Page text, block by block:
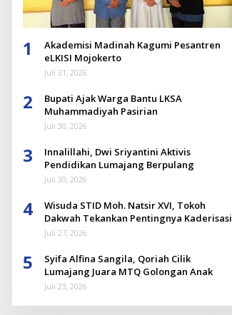
1
Akademisi Madinah Kagumi Pesantren
eLKISI Mojokerto
Juli 31, 2026
2
Bupati Ajak Warga Bantu LKSA
Muhammadiyah Pasirian
Juli 30, 2026
3
Innalillahi, Dwi Sriyantini Aktivis
Pendidikan Lumajang Berpulang
Juli 30, 2026
4
Wisuda STID Moh. Natsir XVI, Tokoh
Dakwah Tekankan Pentingnya Kaderisasi
Juli 27, 2026
5
Syifa Alfina Sangila, Qoriah Cilik
Lumajang Juara MTQ Golongan Anak
Juli 23, 2026